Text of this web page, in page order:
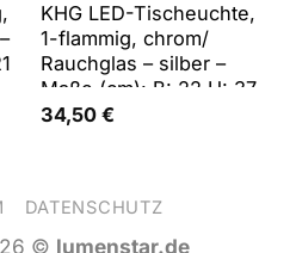
KHG LED-Tischeuchte,
1-flammig, chrom/
Rauchglas – silber –
Maße (cm): B: 22 H: 37
T: 15
34,50 €
DATENSCHUTZ
© lumenstar.de